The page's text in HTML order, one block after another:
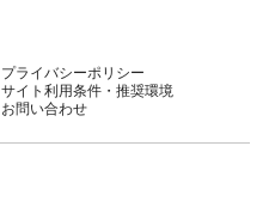
プライバシーポリシー
サイト利用条件・推奨環境
お問い合わせ